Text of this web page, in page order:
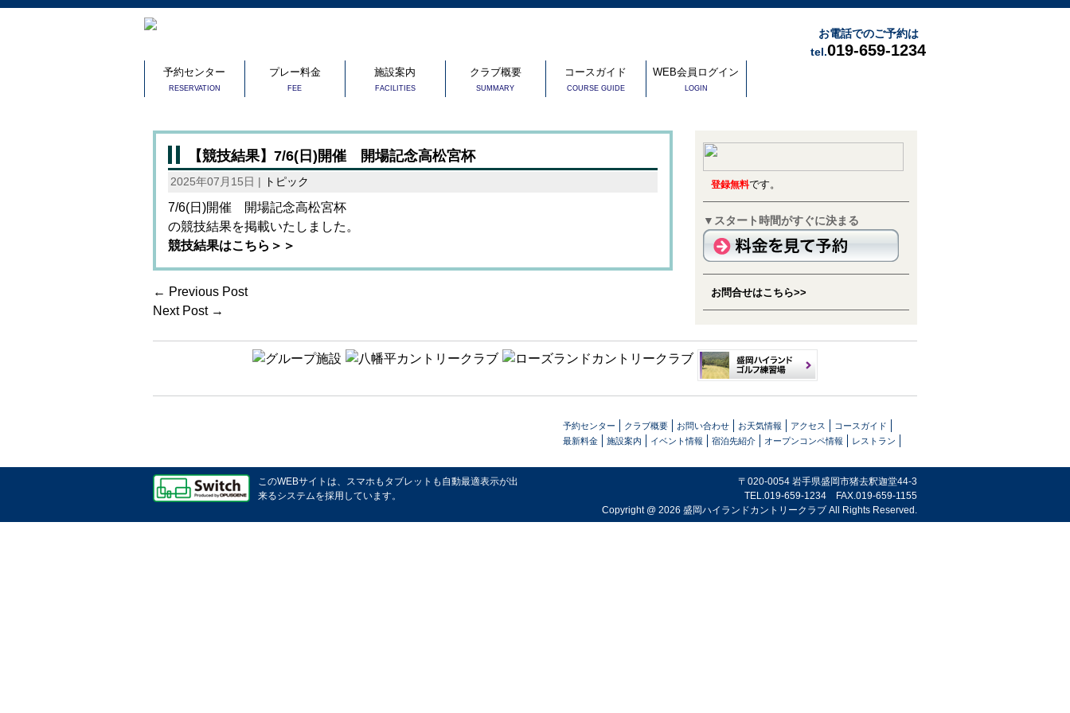
お電話でのご予約は
tel.019-659-1234
予約センター
RESERVATION
プレー料金
FEE
施設案内
FACILITIES
クラブ概要
SUMMARY
コースガイド
COURSE GUIDE
WEB会員ログイン
LOGIN
【競技結果】7/6(日)開催 開場記念高松宮杯
2025年07月15日 | トピック
7/6(日)開催 開場記念高松宮杯
の競技結果を掲載いたしました。
競技結果はこちら＞＞
← Previous Post
Next Post →
登録無料です。
▼スタート時間がすぐに決まる
お問合せはこちら>>
予約センター クラブ概要 お問い合わせ お天気情報 アクセス
コースガイド
最新料金
施設案内 イベント情報 宿泊先紹介 オープンコンペ情報 レストラン
このWEBサイトは、スマホもタブレットも自動最適表示が出
来るシステムを採用しています。
〒020-0054 岩手県盛岡市猪去釈迦堂44-3
TEL.019-659-1234 FAX.019-659-1155
Copyright @ 2026 盛岡ハイランドカントリークラブ All Rights Reserved.